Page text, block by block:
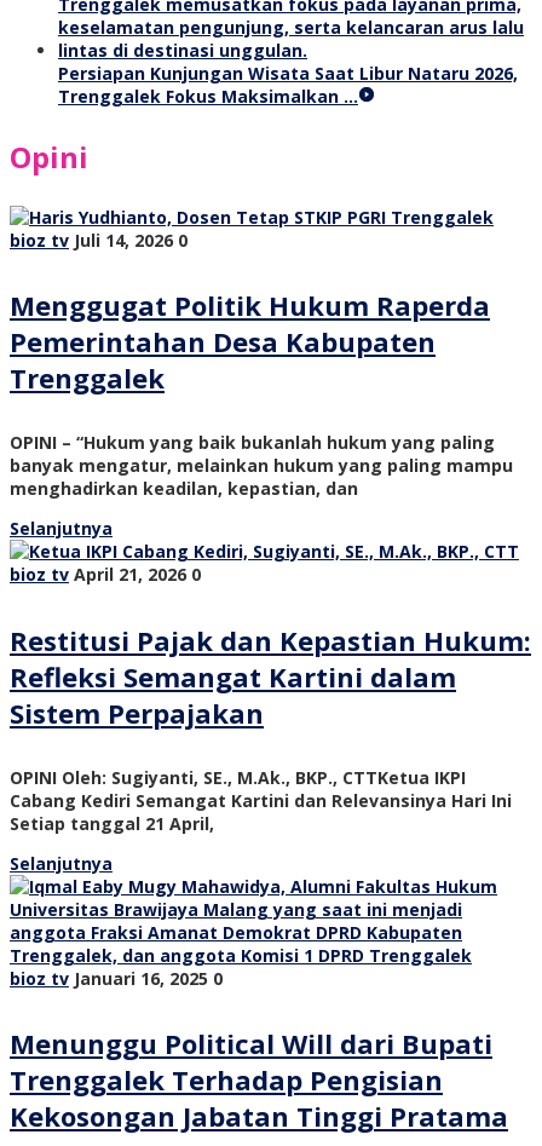
Persiapan Kunjungan Wisata Saat Libur Nataru 2026,
Trenggalek Fokus Maksimalkan …
Opini
bioz tv Juli 14, 2026 0
Menggugat Politik Hukum Raperda
Pemerintahan Desa Kabupaten
Trenggalek
OPINI – “Hukum yang baik bukanlah hukum yang paling
banyak mengatur, melainkan hukum yang paling mampu
menghadirkan keadilan, kepastian, dan
Selanjutnya
bioz tv April 21, 2026 0
Restitusi Pajak dan Kepastian Hukum:
Refleksi Semangat Kartini dalam
Sistem Perpajakan
OPINI Oleh: Sugiyanti, SE., M.Ak., BKP., CTTKetua IKPI
Cabang Kediri Semangat Kartini dan Relevansinya Hari Ini
Setiap tanggal 21 April,
Selanjutnya
bioz tv Januari 16, 2025 0
Menunggu Political Will dari Bupati
Trenggalek Terhadap Pengisian
Kekosongan Jabatan Tinggi Pratama